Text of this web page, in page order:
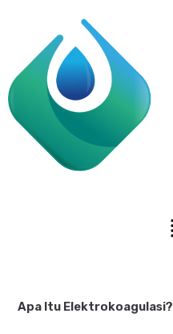
Apa Itu Elektrokoagulasi?